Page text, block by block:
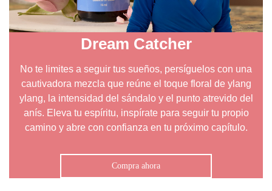
Dream Catcher
No te limites a seguir tus sueños, persíguelos con una
cautivadora mezcla que reúne el toque floral de ylang
ylang, la intensidad del sándalo y el punto atrevido del
anís. Eleva tu espíritu, inspírate para seguir tu propio
camino y abre con confianza en tu próximo capítulo.
Compra ahora